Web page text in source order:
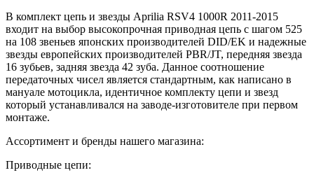
В комплект цепь и звезды Aprilia RSV4 1000R 2011-2015
входит на выбор высокопрочная приводная цепь с шагом 525
на 108 звеньев японских производителей DID/EK и надежные
звезды европейских производителей PBR/JT, передняя звезда
16 зубьев, задняя звезда 42 зуба. Данное соотношение
передаточных чисел является стандартным, как написано в
мануале мотоцикла, идентичное комплекту цепи и звезд
который устанавливался на заводе-изготовителе при первом
монтаже.
Ассортимент и бренды нашего магазина:
Приводные цепи: